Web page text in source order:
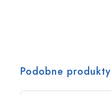
Podobne produkty